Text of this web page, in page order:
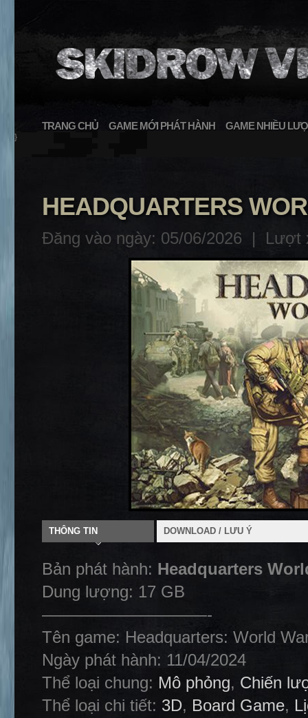
TRANG CHỦ GAME MỚI PHÁT HÀNH GAME NHIỀU
}
HEADQUARTERS
Đăng vào ngày: 05/06/2026 | Lượt
THÔNG TIN DOWNLOAD / LƯU Ý
Bản phát hành: Headquarters
Dung lượng: 17 GB
——————————-
Tên game: Headquarters: World
Ngày phát hành: 11/04/2024
Thể loại chung: Mô phỏng, Chiến
Thể loại chi tiết: 3D, Board Game,